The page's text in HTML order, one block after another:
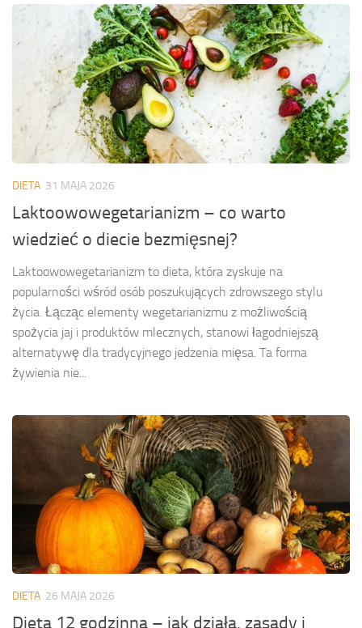
DIETA 31 MAJA 2026
Laktoowowegetarianizm – co warto
wiedzieć o diecie bezmięsnej?
Laktoowowegetarianizm to dieta, która zyskuje na
popularności wśród osób poszukujących zdrowszego stylu
życia. Łącząc elementy wegetarianizmu z możliwością
spożycia jaj i produktów mlecznych, stanowi łagodniejszą
alternatywę dla tradycyjnego jedzenia mięsa. Ta forma
żywienia nie...
DIETA 26 MAJA 2026
Dieta 12 godzinna – jak działa, zasady i